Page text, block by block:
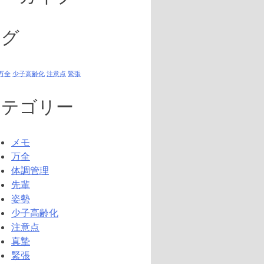
全 少子高齢化 注意点 緊張
ゴリー
メモ
万全
体調管理
先輩
姿勢
少子高齢化
注意点
真摯
緊張